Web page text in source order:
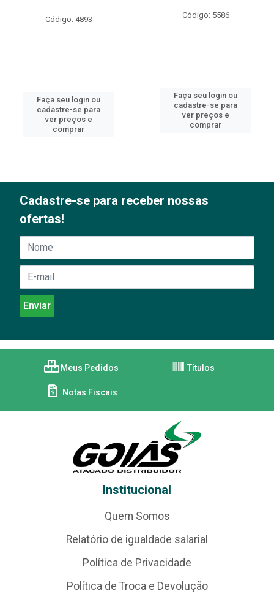
Código: 4893
Faça seu login ou
cadastre-se para
ver preços e
comprar
Código: 5586
Faça seu login ou
cadastre-se para
ver preços e
comprar
Cadastre-se para receber nossas
ofertas!
Meus Pedidos Títulos
Notas Fiscais
Institucional
Quem Somos
Relatório de igualdade salarial
Política de Privacidade
Política de Troca e Devolução